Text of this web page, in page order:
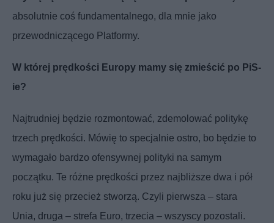
absolutnie coś fundamentalnego, dla mnie jako
przewodniczącego Platformy.
W której prędkości Europy mamy się zmieścić po PiS-
ie?
Najtrudniej będzie rozmontować, zdemolować politykę
trzech prędkości. Mówię to specjalnie ostro, bo będzie to
wymagało bardzo ofensywnej polityki na samym
początku. Te różne prędkości przez najbliższe dwa i pół
roku już się przecież stworzą. Czyli pierwsza – stara
Unia, druga – strefa Euro, trzecia – wszyscy pozostali.